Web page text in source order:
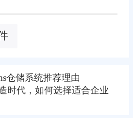
仓储系统推荐理由
时代，如何选择适合企业